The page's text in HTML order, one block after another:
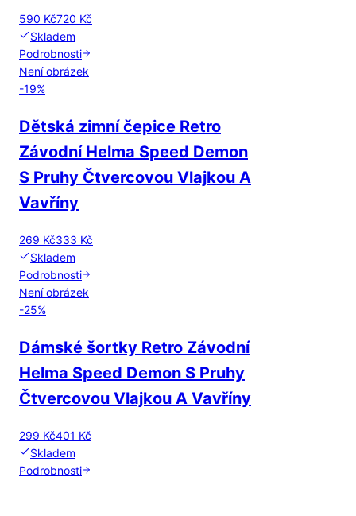
590 Kč720 Kč
Skladem
Podrobnosti
Není obrázek
-19%
Dětská zimní čepice Retro
Závodní Helma Speed Demon
S Pruhy Čtvercovou Vlajkou A
Vavříny
269 Kč333 Kč
Skladem
Podrobnosti
Není obrázek
-25%
Dámské šortky Retro Závodní
Helma Speed Demon S Pruhy
Čtvercovou Vlajkou A Vavříny
299 Kč401 Kč
Skladem
Podrobnosti